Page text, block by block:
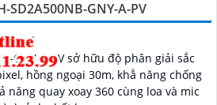
SD2A500NB-GNY-A-PV
₫
GNY-A-PV sở hữu độ phân giải sắc
hồng ngoại 30m, khẳ năng chống
năng quay xoay 360 cùng loa và mic